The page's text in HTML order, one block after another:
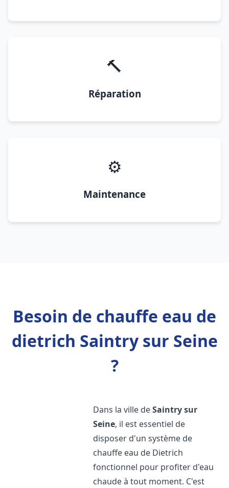
🔨
Réparation
⚙️
Maintenance
Besoin de chauffe eau de
dietrich Saintry sur Seine
?
Dans la ville deSaintry sur
Seine, il est essentiel de
disposer d'un système de
chauffe eau de Dietrich
fonctionnel pour profiter d'eau
chaude à tout moment. C'est